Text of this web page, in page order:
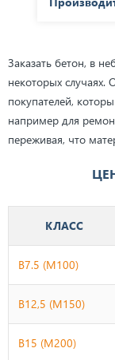
Заказать бетон, в
некоторых случаях.
покупателей,
например для
переживая, что
КЛАСС
B7.5 (М100)
B12,5 (М150)
B15 (М200)